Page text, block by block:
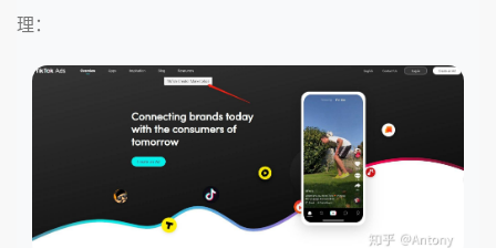
理：